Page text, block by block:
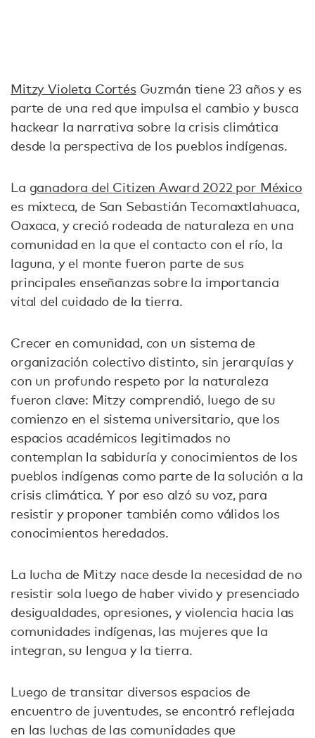
Mitzy Violeta CortésGuzmán tiene 23 años y es
parte de una red que impulsa el cambio y busca
hackear la narrativa sobre la crisis climática
desde la perspectiva de los pueblos indígenas.
La ganadora del Citizen Award 2022 por México
es mixteca, de San Sebastián Tecomaxtlahuaca,
Oaxaca, y creció rodeada de naturaleza en una
comunidad en la que el contacto con el río, la
laguna, y el monte fueron parte de sus
principales enseñanzas sobre la importancia
vital del cuidado de la tierra.
Crecer en comunidad, con un sistema de
organización colectivo distinto, sin jerarquías y
con un profundo respeto por la naturaleza
fueron clave: Mitzy comprendió, luego de su
comienzo en el sistema universitario, que los
espacios académicos legitimados no
contemplan la sabiduría y conocimientos de los
pueblos indígenas como parte de la solución a la
crisis climática. Y por eso alzó su voz, para
resistir y proponer también como válidos los
conocimientos heredados.
La lucha de Mitzy nace desde la necesidad de no
resistir sola luego de haber vivido y presenciado
desigualdades, opresiones, y violencia hacia las
comunidades indígenas, las mujeres que la
integran, su lengua y la tierra.
Luego de transitar diversos espacios de
encuentro de juventudes, se encontró reflejada
en las luchas de las comunidades que